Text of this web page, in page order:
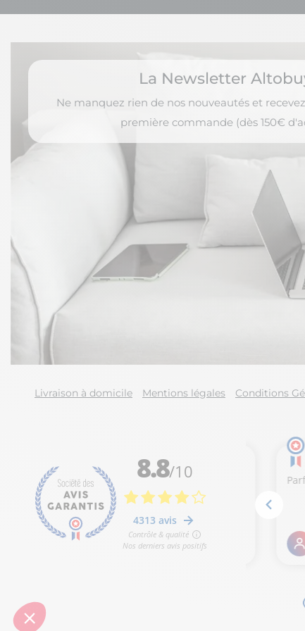
La Newsletter
Ne manquez rien de nos nouveautés et
première commande (dès 150€
Livraison à domicile Mentions légales Conditions